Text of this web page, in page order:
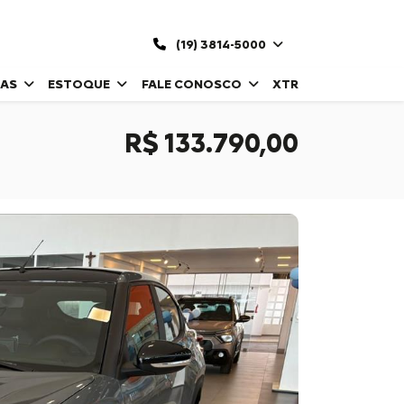
(19) 3814-5000
ESTOQUE FALE CONOSCO XTR
R$ 133.790,00